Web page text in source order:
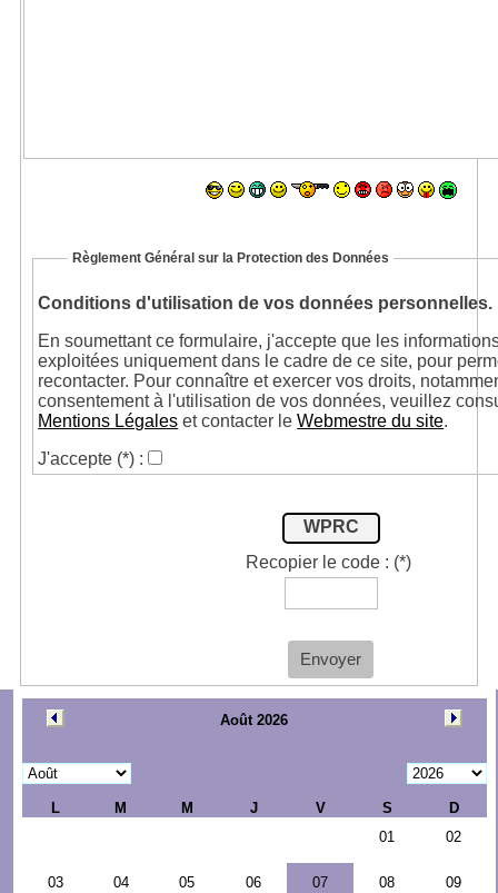
Règlement Général sur la Protection des Données
Conditions d'utilisation de vos données personnelles.
En soumettant ce formulaire, j'accepte que les
exploitées uniquement dans le cadre de ce site, pour
recontacter. Pour connaître et exercer vos droits,
consentement à l'utilisation de vos données, veuillez
Mentions Légales et contacter leWebmestre du site.
J'accepte (*) :
WPRC
Recopier le code : (*)
Envoyer